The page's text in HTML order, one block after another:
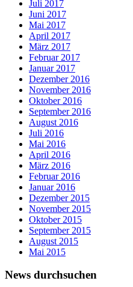
Juli 2017
Juni 2017
Mai 2017
April 2017
März 2017
Februar 2017
Januar 2017
Dezember 2016
November 2016
Oktober 2016
September 2016
August 2016
Juli 2016
Mai 2016
April 2016
März 2016
Februar 2016
Januar 2016
Dezember 2015
November 2015
Oktober 2015
September 2015
August 2015
Mai 2015
News durchsuchen